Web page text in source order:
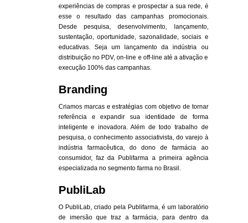
experiências de compras e prospectar a sua rede, é
esse o resultado das campanhas promocionais.
Desde pesquisa, desenvolvimento, lançamento,
sustentação, oportunidade, sazonalidade, sociais e
educativas. Seja um lançamento da indústria ou
distribuição no PDV, on-line e off-line até a ativação e
execução 100% das campanhas.
Branding
Criamos marcas e estratégias com objetivo de tornar
referência e expandir sua identidade de forma
inteligente e inovadora. Além de todo trabalho de
pesquisa, o conhecimento associativista, do varejo à
indústria farmacêutica, do dono de farmácia ao
consumidor, faz da Publifarma a primeira agência
especializada no segmento farma no Brasil.
PubliLab
O PubliLab, criado pela Publifarma, é um laboratório
de imersão que traz a farmácia, para dentro da